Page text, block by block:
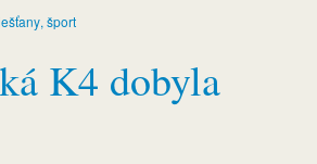
, šport
K4 dobyla